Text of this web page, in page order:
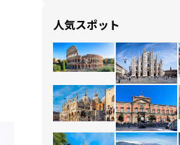
人気スポット